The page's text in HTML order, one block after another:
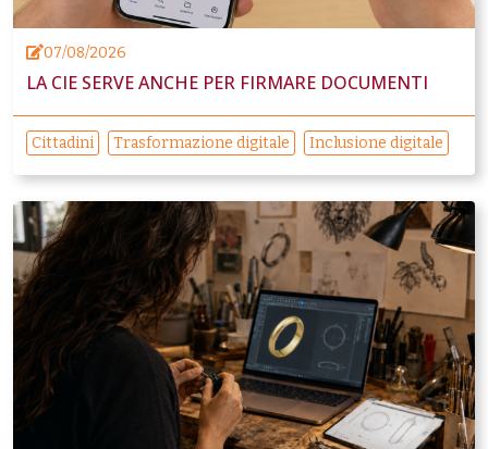
07/08/2026
LA CIE SERVE ANCHE PER FIRMARE DOCUMENTI
Cittadini Trasformazione digitale Inclusione digitale